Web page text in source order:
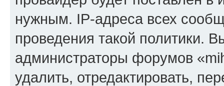
нужным. IP-адреса всех
проведения такой политики.
администраторы форумов
удалить, отредактировать,